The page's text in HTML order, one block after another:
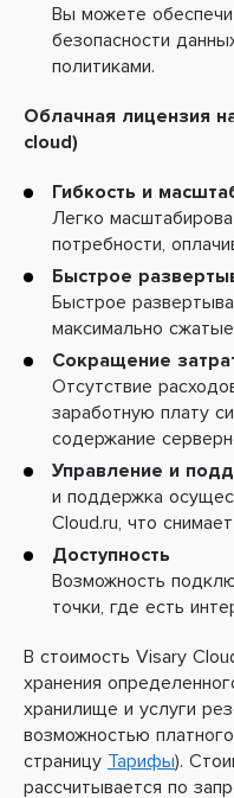
Вы можете
безопасности
политиками.
Облачная лицензия
cloud)
Гибкость и
Легко
потребности,
Быстрое
Быстрое
максимально
Сокращение
Отсутствие
заработную плату
содержание
Управление и
и поддержка
Cloud.ru, что
Доступность
Возможность
точки, где есть
В стоимость Visary
хранения
хранилище и услуги
возможностью
страницу Тарифы).
рассчитывается по